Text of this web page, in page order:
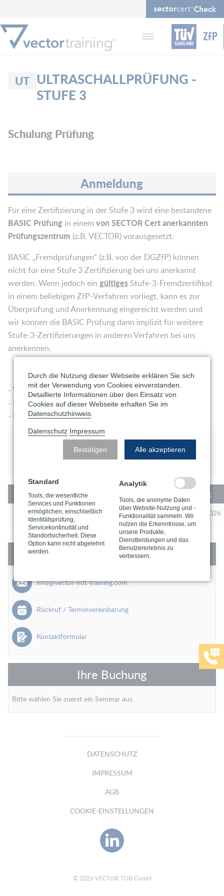
UT ULTRASCHALLPRÜFUNG -
STUFE 3
Schulung Prüfung
Anmeldung
Für eine Zertifizierung in der Stufe 3 wird eine bestandene
BASIC Prüfung in einem von SECTOR Cert anerkannten
Prüfungszentrum (z.B. VECTOR) vorausgesetzt.
BASIC „Fremdprüfungen“ (z.B. von der DGZfP) können
nicht für eine Stufe 3 Zertifizierung bei uns anerkannt
werden. Wenn jedoch ein gültiges Stufe-3-Fremdzertifikat
in einem beliebigen ZfP-Verfahren vorliegt, kann es zur
Überprüfung und Anerkennung eingereicht werden und
wir können die BASIC Prüfung dann implizit für weitere
Stufe-3-Zertifizierungen in anderen Verfahren bei uns
anerkennen.
- Wählen Sie Ihre gewünschte Veranstaltung
- Klicken Sie auf Anmelden
- Folgen Sie den Anweisungen
Programm
Ziele & Zielgruppe
Kurs-Nr.
Prüfung
UT-26-461
07.12.2026 - 11.12.2026 12.12.2026
Kontakt
info@vector-ndt-training.com
Rückruf / Terminvereinbarung
Kontaktformular
Ihre Buchung
Bitte wählen Sie zuerst ein Seminar aus.
DATENSCHUTZ
IMPRESSUM
AGB
COOKIE-EINSTELLUNGEN
© 2026 VECTOR TUB GmbH
Durch die Nutzung dieser Webseite erklären Sie sich
mit der Verwendung von Cookies einverstanden.
Detaillierte Informationen über den Einsatz von
Cookies auf dieser Webseite erhalten Sie im
Datenschutzhinweis
Datenschutz Impressum
Bestätigen Alle akzeptieren
Standard
Tools, die wesentliche
Services und Funktionen
ermöglichen, einschließlich
Identitätsprüfung,
Servicekontinuität und
Standortsicherheit. Diese
Option kann nicht abgelehnt
werden.
Analytik
Tools, die anonyme Daten
über Website-Nutzung und -
Funktionalität sammeln. Wir
nutzen die Erkenntnisse, um
unsere Produkte,
Dienstleistungen und das
Benutzererlebnis zu
verbessern.